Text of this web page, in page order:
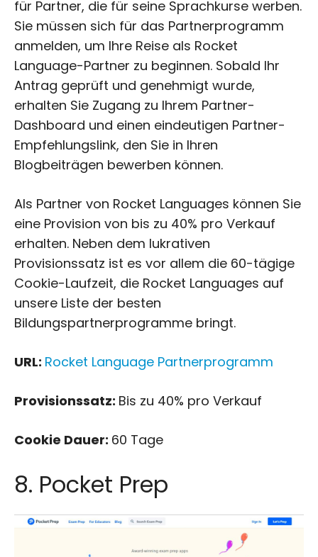
für Partner, die für seine Sprachkurse werben.
Sie müssen sich für das Partnerprogramm
anmelden, um Ihre Reise als Rocket
Language-Partner zu beginnen. Sobald Ihr
Antrag geprüft und genehmigt wurde,
erhalten Sie Zugang zu Ihrem Partner-
Dashboard und einen eindeutigen Partner-
Empfehlungslink, den Sie in Ihren
Blogbeiträgen bewerben können.
Als Partner von Rocket Languages können Sie
eine Provision von bis zu 40% pro Verkauf
erhalten. Neben dem lukrativen
Provisionssatz ist es vor allem die 60-tägige
Cookie-Laufzeit, die Rocket Languages auf
unsere Liste der besten
Bildungspartnerprogramme bringt.
URL: Rocket Language Partnerprogramm
Provisionssatz: Bis zu 40% pro Verkauf
Cookie Dauer: 60 Tage
8. Pocket Prep